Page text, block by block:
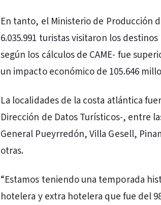
En tanto, el Ministerio de Producción
6.035.991 turistas visitaron los
según los cálculos de CAME- fue
un impacto económico de 105.646
La localidades de la costa atlántica
Dirección de Datos Turísticos-, entre
General Pueyrredón, Villa Gesell,
otras.
“Estamos teniendo una temporada
hotelera y extra hotelera que fue del